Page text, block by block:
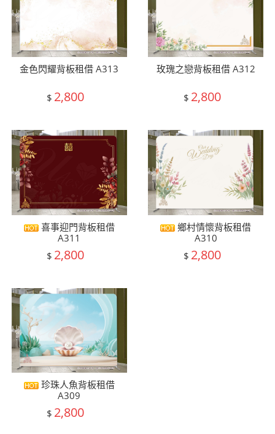
金色閃耀背板租借 A313
$ 2,800
玫瑰之戀背板租借 A312
$ 2,800
喜事迎門背板租借
A311
$ 2,800
鄉村情懷背板租借
A310
$ 2,800
珍珠人魚背板租借
A309
$ 2,800